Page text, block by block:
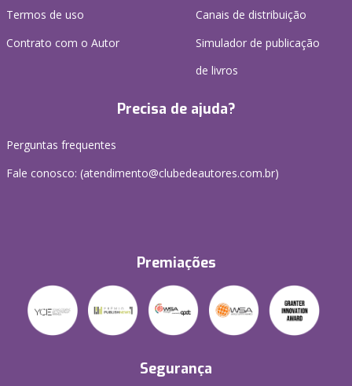
Termos de uso
Contrato com o Autor
Canais de distribuição
Simulador de publicação
de livros
Precisa de ajuda?
Perguntas frequentes
Fale conosco: (atendimento@clubedeautores.com.br)
Premiações
Segurança